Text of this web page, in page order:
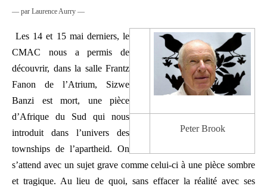
— par Laurence Aurry —
Peter Brook
Les 14 et 15 mai derniers, le
CMAC nous a permis de
découvrir, dans la salle Frantz
Fanon de l’Atrium, Sizwe
Banzi est mort, une pièce
d’Afrique du Sud qui nous
introduit dans l’univers des
townships de l’apartheid. On
s’attend avec un sujet grave comme celui-ci à une pièce sombre
et tragique. Au lieu de quoi, sans effacer la réalité avec ses